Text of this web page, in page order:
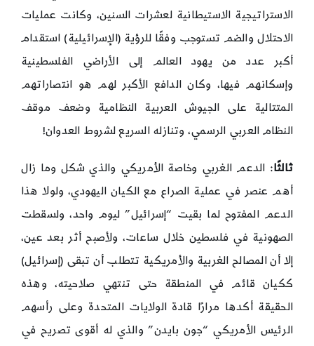
الاستراتيجية الاستيطانية لعشرات السنين، وكانت عمليات
الاحتلال والضم تستوجب وفقًا للرؤية (الإسرائيلية) استقدام
أكبر عدد من يهود العالم إلى الأراضي الفلسطينية
وإسكانهم فيها، وكان الدافع الأكبر لهم هو انتصاراتهم
المتتالية على الجيوش العربية النظامية وضعف موقف
النظام العربي الرسمي، وتنازله السريع لشروط العدوان!
ثالثًا: الدعم الغربي وخاصة الأمريكي والذي شكل وما زال
أهم عنصر في عملية الصراع مع الكيان اليهودي، ولولا هذا
الدعم المفتوح لما بقيت “إسرائيل” ليوم واحد، ولسقطت
الصهونية في فلسطين خلال ساعات، ولأصبح أثر بعد عين،
إلا أن المصالح الغربية والأمريكية تتطلب أن تبقى (إسرائيل)
ككيان قائم في المنطقة حتى تنتهي صلاحيته، وهذه
الحقيقة أكدها مرارًا قادة الولايات المتحدة وعلى رأسهم
الرئيس الأمريكي “جون بايدن” والذي له أقوى تصريح في